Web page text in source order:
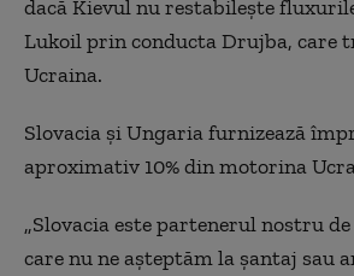
dacă Kievul nu restabileşte
Lukoil prin conducta Drujba, care
Ucraina.
Slovacia şi Ungaria furnizează
aproximativ 10% din motorina
„Slovacia este partenerul nostru
care nu ne aşteptăm la şantaj sau